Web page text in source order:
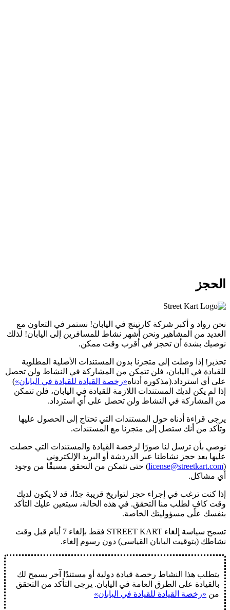
الحجز
نحن رواد و أكبر شركة كارتينج في اليابان! نستمر في التعاون مع
العديد من المشاهير ونحن أشهر نشاط للمسافرين إلى اليابان! لذلك
نوصيك بشدة أن تحجز في أقرب وقت ممكن.
تحذير! إذا وصلت إلى متجرنا بدون المستندات الأصلية المطلوبة
للقيادة في اليابان، فلن تتمكن من المشاركة في النشاط ولن تحصل
على أي استرداد.(مذكورة أدناه«رخصة القيادة للقيادة في اليابان»)
إذا لم يكن لديك المستندات اللازمة للقيادة في اليابان، فلن تتمكن
من المشاركة في النشاط ولن تحصل على أي استرداد.
يرجى قراءة أدناه حول المستندات التي تحتاج إلى الحصول عليها
وتأكد من أنك ستصل إلى متجرنا مع المستندات.
نوصي بأن ترسل لنا صورًا لرخصة القيادة والمستندات التي حصلت
عليها بعد حجز نشاطنا عبر الدردشة أو البريد الإلكتروني
(
license@streetkart.com) حتى نتمكن من التحقق مسبقًا من وجود
أي مشاكل.
إذا كنت ترغب في إجراء حجز لتواريخ قريبة جدًا، قد لا يكون لديك
وقت كافٍ لطلب منا التحقق. في هذه الحالة، سيتعين عليك التأكد
بنفسك على مسؤوليتك الخاصة.
تسمح سياسة إلغاء STREET KART فقط بإلغاء
7 أيام قبل وقت
نشاطك (بتوقيت اليابان القياسي) دون رسوم إلغاء.
يتطلب هذا النشاط رخصة قيادة دولية أو مستندًا آخر يسمح لك
بالقيادة على الطرق العامة في اليابان. يرجى التأكد من التحقق
من «رخصة القيادة للقيادة في اليابان»